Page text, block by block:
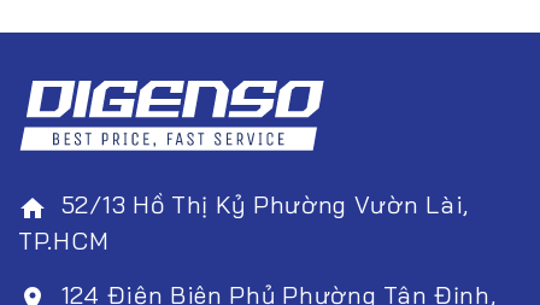
home 52/13 Hồ Thị Kỷ Phường Vườn Lài,
TP.HCM
room
124 Điện Biên Phủ Phường Tân Định,